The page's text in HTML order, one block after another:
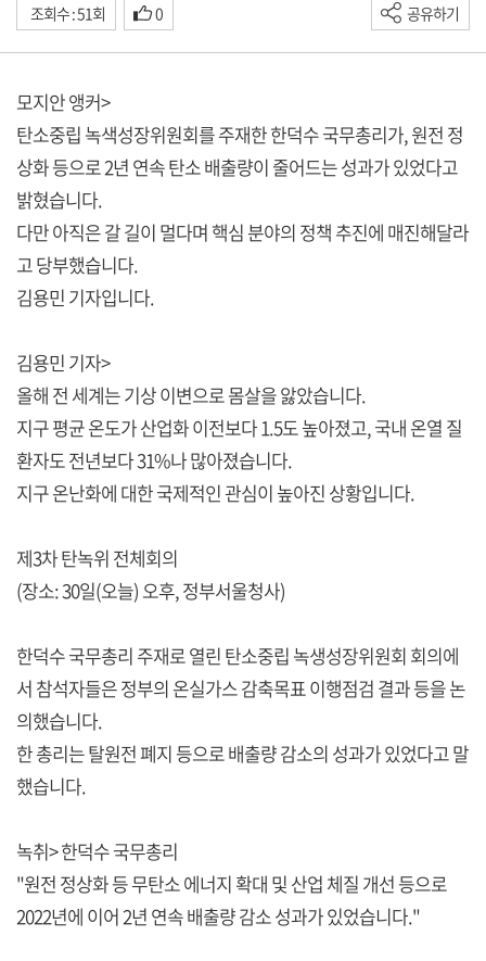
조회수 : 51회 0 공유하기
모지안 앵커>
탄소중립 녹색성장위원회를 주재한 한덕수 국무총리가, 원전 정
상화 등으로 2년 연속 탄소 배출량이 줄어드는 성과가 있었다고
밝혔습니다.
다만 아직은 갈 길이 멀다며 핵심 분야의 정책 추진에 매진해달라
고 당부했습니다.
김용민 기자입니다.
김용민 기자>
올해 전 세계는 기상 이변으로 몸살을 앓았습니다.
지구 평균 온도가 산업화 이전보다 1.5도 높아졌고, 국내 온열 질
환자도 전년보다 31%나 많아졌습니다.
지구 온난화에 대한 국제적인 관심이 높아진 상황입니다.
제3차 탄녹위 전체회의
(장소: 30일(오늘) 오후, 정부서울청사)
한덕수 국무총리 주재로 열린 탄소중립 녹생성장위원회 회의에
서 참석자들은 정부의 온실가스 감축목표 이행점검 결과 등을 논
의했습니다.
한 총리는 탈원전 폐지 등으로 배출량 감소의 성과가 있었다고 말
했습니다.
녹취> 한덕수 국무총리
"원전 정상화 등 무탄소 에너지 확대 및 산업 체질 개선 등으로
2022년에 이어 2년 연속 배출량 감소 성과가 있었습니다."